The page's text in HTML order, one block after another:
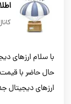
با سلام ارزهای
حال حاضر با
ارزهای دیجیتال